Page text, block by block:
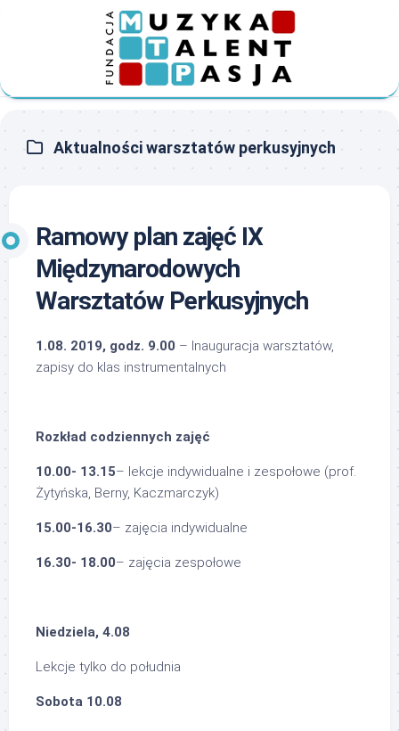
Aktualności warsztatów perkusyjnych
Ramowy plan zajęć IX
Międzynarodowych
Warsztatów Perkusyjnych
1.08. 2019, godz. 9.00 – Inauguracja warsztatów,
zapisy do klas instrumentalnych
Rozkład codziennych zajęć
10.00- 13.15– lekcje indywidualne i zespołowe (prof.
Żytyńska, Berny, Kaczmarczyk)
15.00-16.30– zajęcia indywidualne
16.30- 18.00– zajęcia zespołowe
Niedziela, 4.08
Lekcje tylko do południa
Sobota 10.08